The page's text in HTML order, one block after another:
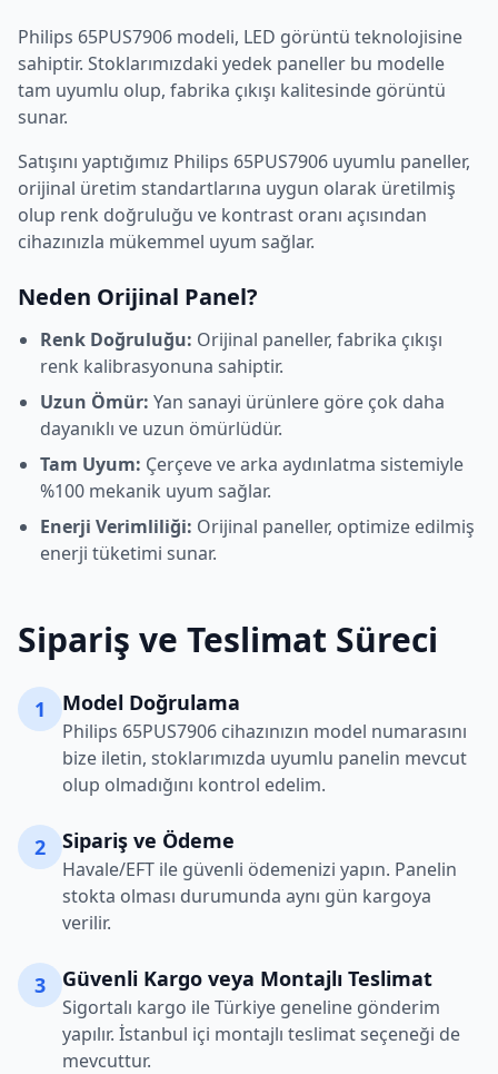
Philips 65PUS7906 modeli, LED görüntü teknolojisine
sahiptir. Stoklarımızdaki yedek paneller bu modelle
tam uyumlu olup, fabrika çıkışı kalitesinde görüntü
sunar.
Satışını yaptığımız Philips 65PUS7906 uyumlu paneller,
orijinal üretim standartlarına uygun olarak üretilmiş
olup renk doğruluğu ve kontrast oranı açısından
cihazınızla mükemmel uyum sağlar.
Neden Orijinal Panel?
Renk Doğruluğu: Orijinal paneller, fabrika çıkışı
renk kalibrasyonuna sahiptir.
Uzun Ömür: Yan sanayi ürünlere göre çok daha
dayanıklı ve uzun ömürlüdür.
Tam Uyum: Çerçeve ve arka aydınlatma sistemiyle
%100 mekanik uyum sağlar.
Enerji Verimliliği: Orijinal paneller, optimize edilmiş
enerji tüketimi sunar.
Sipariş ve Teslimat Süreci
1 Model Doğrulama
Philips 65PUS7906 cihazınızın model numarasını
bize iletin, stoklarımızda uyumlu panelin mevcut
olup olmadığını kontrol edelim.
2 Sipariş ve Ödeme
Havale/EFT ile güvenli ödemenizi yapın. Panelin
stokta olması durumunda aynı gün kargoya
verilir.
3 Güvenli Kargo veya Montajlı Teslimat
Sigortalı kargo ile Türkiye geneline gönderim
yapılır. İstanbul içi montajlı teslimat seçeneği de
mevcuttur.